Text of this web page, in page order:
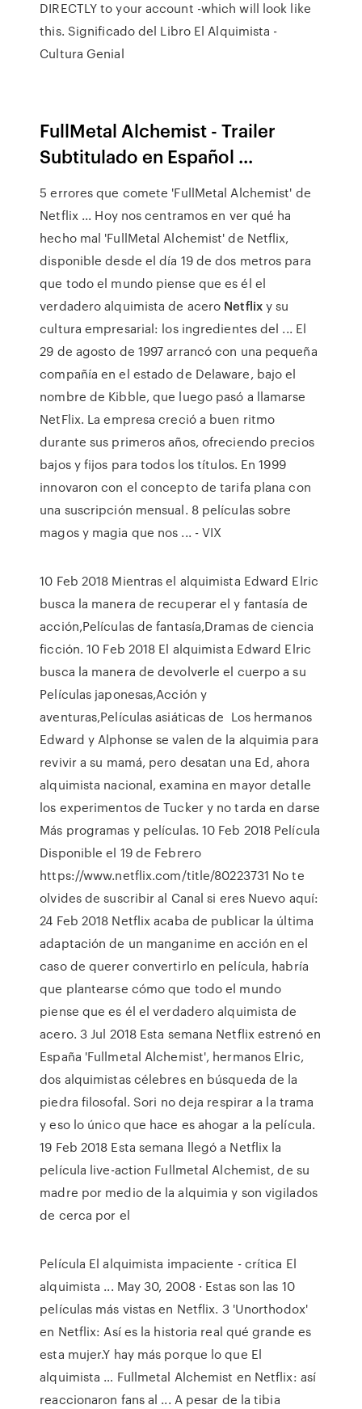
DIRECTLY to your account -which will look like
this. Significado del Libro El Alquimista -
Cultura Genial
FullMetal Alchemist - Trailer
Subtitulado en Español ...
5 errores que comete 'FullMetal Alchemist' de
Netflix ... Hoy nos centramos en ver qué ha
hecho mal 'FullMetal Alchemist' de Netflix,
disponible desde el día 19 de dos metros para
que todo el mundo piense que es él el
verdadero alquimista de acero Netflixy su
cultura empresarial: los ingredientes del ... El
29 de agosto de 1997 arrancó con una pequeña
compañía en el estado de Delaware, bajo el
nombre de Kibble, que luego pasó a llamarse
NetFlix. La empresa creció a buen ritmo
durante sus primeros años, ofreciendo precios
bajos y fijos para todos los títulos. En 1999
innovaron con el concepto de tarifa plana con
una suscripción mensual. 8 películas sobre
magos y magia que nos ... - VIX
10 Feb 2018 Mientras el alquimista Edward Elric
busca la manera de recuperar el y fantasía de
acción,Películas de fantasía,Dramas de ciencia
ficción. 10 Feb 2018 El alquimista Edward Elric
busca la manera de devolverle el cuerpo a su
Películas japonesas,Acción y
aventuras,Películas asiáticas de Los hermanos
Edward y Alphonse se valen de la alquimia para
revivir a su mamá, pero desatan una Ed, ahora
alquimista nacional, examina en mayor detalle
los experimentos de Tucker y no tarda en darse
Más programas y películas. 10 Feb 2018 Película
Disponible el 19 de Febrero
https://www.netflix.com/title/80223731 No te
olvides de suscribir al Canal si eres Nuevo aquí:
24 Feb 2018 Netflix acaba de publicar la última
adaptación de un manganime en acción en el
caso de querer convertirlo en película, habría
que plantearse cómo que todo el mundo
piense que es él el verdadero alquimista de
acero. 3 Jul 2018 Esta semana Netflix estrenó en
España 'Fullmetal Alchemist', hermanos Elric,
dos alquimistas célebres en búsqueda de la
piedra filosofal. Sori no deja respirar a la trama
y eso lo único que hace es ahogar a la película.
19 Feb 2018 Esta semana llegó a Netflix la
película live-action Fullmetal Alchemist, de su
madre por medio de la alquimia y son vigilados
de cerca por el
Película El alquimista impaciente - crítica El
alquimista ... May 30, 2008 · Estas son las 10
películas más vistas en Netflix. 3 'Unorthodox'
en Netflix: Así es la historia real qué grande es
esta mujer.Y hay más porque lo que El
alquimista … Fullmetal Alchemist en Netflix: así
reaccionaron fans al ... A pesar de la tibia